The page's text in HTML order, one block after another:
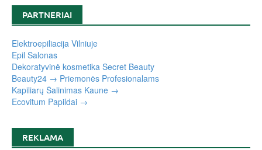
PARTNERIAI
Elektroepiliacija Vilniuje
Epil Salonas
Dekoratyvinė kosmetika Secret Beauty
Beauty24 → Priemonės Profesionalams
Kapiliarų Šalinimas Kaune →
Ecovitum Papildai →
REKLAMA